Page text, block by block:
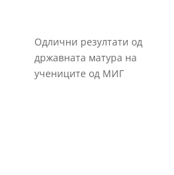
Одлични резултати од
државната матура на
учениците од МИГ